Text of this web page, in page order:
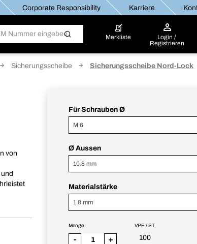
Corporate Responsibility Karriere
Merkliste
Login /
Registrieren
Sicherungsscheibe Sicherungsscheibe Nord-Lock
von
Für Schrauben Ø
M 6
Ø Aussen
10.8 mm
Materialstärke
1.8 mm
VPE / ST
100
Menge
- +